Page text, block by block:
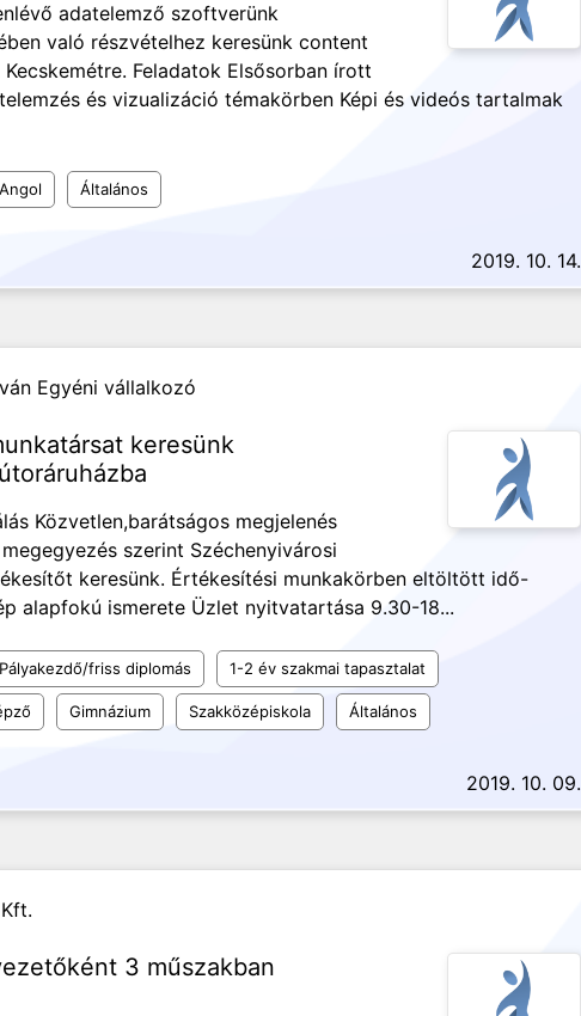
adatelemző szoftverünk
való részvételhez keresünk content
Feladatok Elsősorban írott
és vizualizáció témakörben Képi és videós tartalmak
Angol Általános
2019. 10. 14.
Egyéni vállalkozó
keresünk
Közvetlen,barátságos megjelenés
szerint Széchenyivárosi
keresünk. Értékesítési munkakörben eltöltött idő-
alapfokú ismerete Üzlet nyitvatartása 9.30-18...
Pályakezdő/friss diplomás 1-2 év szakmai tapasztalat
Gimnázium Szakközépiskola Általános
2019. 10. 09.
3 műszakban